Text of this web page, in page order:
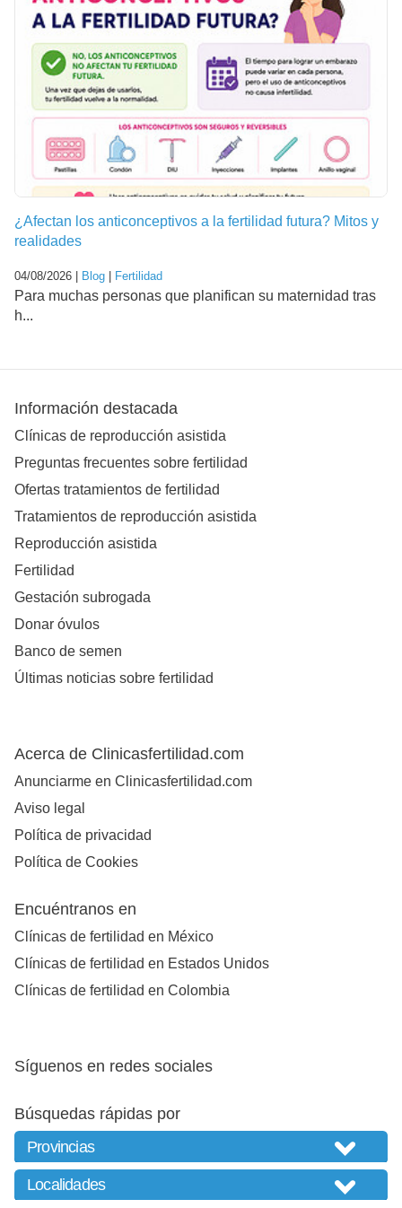
¿Afectan los anticonceptivos a la fertilidad futura? Mitos y
realidades
04/08/2026 | Blog Fertilidad
Para muchas personas que planifican su maternidad tras
h...
Información destacada
Clínicas de reproducción asistida
Preguntas frecuentes sobre fertilidad
Ofertas tratamientos de fertilidad
Tratamientos de reproducción asistida
Reproducción asistida
Fertilidad
Gestación subrogada
Donar óvulos
Banco de semen
Últimas noticias sobre fertilidad
Acerca de Clinicasfertilidad.com
Anunciarme en Clinicasfertilidad.com
Aviso legal
Política de privacidad
Política de Cookies
Encuéntranos en
Clínicas de fertilidad en México
Clínicas de fertilidad en Estados Unidos
Clínicas de fertilidad en Colombia
Síguenos en redes sociales
Búsquedas rápidas por